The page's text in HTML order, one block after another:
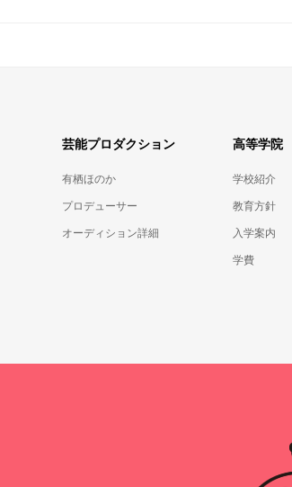
芸能プロダクション
有栖ほのか
プロデューサー
オーディション詳細
高等学院
学校紹介
教育方針
入学案内
学費